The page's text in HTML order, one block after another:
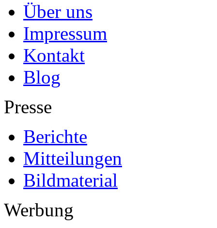
Über uns
Impressum
Kontakt
Blog
Presse
Berichte
Mitteilungen
Bildmaterial
Werbung